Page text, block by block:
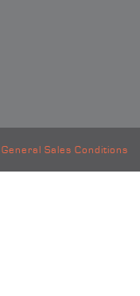
General Sales Conditions